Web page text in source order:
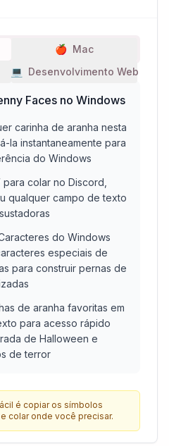
🍎 Mac
💻 Desenvolvimento Web
Faces no Windows
carinha de aranha nesta
la instantaneamente para
do Windows
colar no Discord,
qualquer campo de texto
do Windows
especiais de
para construir pernas de
de aranha favoritas em
para acesso rápido
de Halloween e
de terror
é copiar os símbolos
colar onde você precisar.